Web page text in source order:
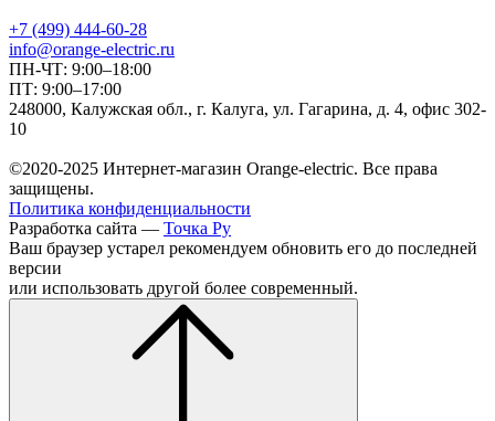
+7 (499) 444-60-28
info@orange-electric.ru
ПН-ЧТ: 9:00–18:00
ПТ: 9:00–17:00
248000, Калужская обл., г. Калуга, ул. Гагарина, д. 4, офис 302-
10
©2020-2025 Интернет-магазин Orange-electric. Все права
защищены.
Политика конфиденциальности
Разработка сайта — Точка Ру
Ваш браузер устарел рекомендуем обновить его до последней
версии
или использовать другой более современный.